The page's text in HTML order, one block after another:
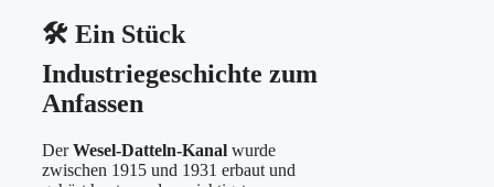
🛠️ Ein Stück
Industriegeschichte zum
Anfassen
DerWesel-Datteln-Kanal wurde
zwischen 1915 und 1931 erbaut und